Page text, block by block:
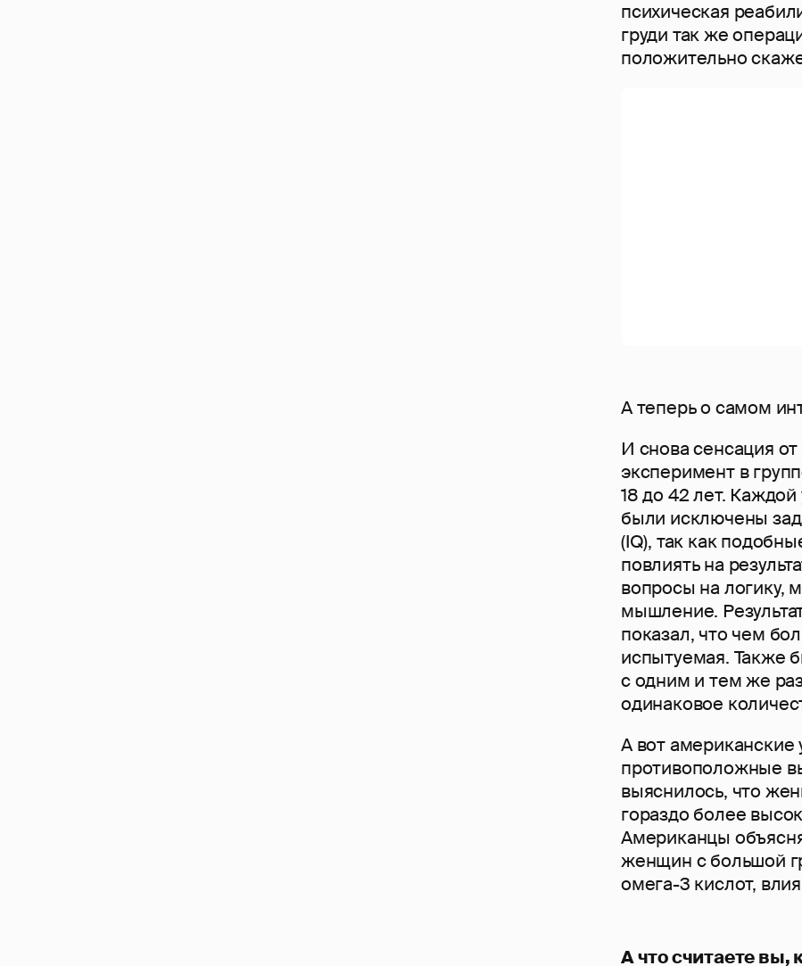
психическая
груди так же
положительно
А теперь о самом
И снова сенсация
эксперимент в
18 до 42 лет. Каждой
были исключены
(IQ), так как
повлиять на
вопросы на логику,
мышление.
показал, что чем
испытуемая. Также
с одним и тем же
одинаковое
А вот
противоположные
выяснилось, что
гораздо более
Американцы
женщин с большой
омега-3 кислот,
А что считаете вы,